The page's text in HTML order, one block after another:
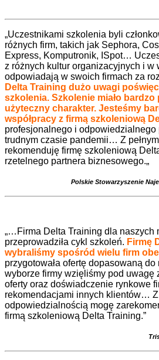
„Uczestnikami szkolenia byli
różnych firm, takich jak Sephora,
Express, Komputronik, ISpot…
z różnych kultur organizacyjnych i w
odpowiadają w swoich firmach za
Delta Training dużo uwagi
szkolenia. Szkolenie miało
użyteczny charakter. Jesteśmy
współpracy z firmą szkoleniową
profesjonalnego i odpowiedzialnego
trudnym czasie pandemii… Z
rekomenduję firmę szkoleniową
rzetelnego partnera biznesowego.„
Polskie Stowarzyszenie
„…Firma Delta Training dla naszych
przeprowadziła cykl szkoleń. Firmę
wybraliśmy spośród wielu firm
przygotowała ofertę dopasowaną
wyborze firmy wzięliśmy pod uwagę
oferty oraz doświadczenie rynkowe
rekomendacjami innych klientów… Z
odpowiedzialnością mogę
firmą szkoleniową Delta Training.”